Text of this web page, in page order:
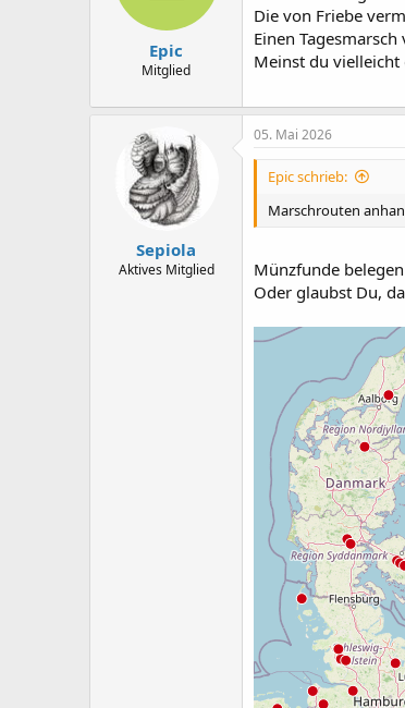
Epic
Mitglied
Die von Friebe
Einen
Meinst du vielleicht
Sepiola
Aktives Mitglied
05. Mai 2026
Epic schrieb:
Marschrouten
Münzfunde
Oder glaubst Du,